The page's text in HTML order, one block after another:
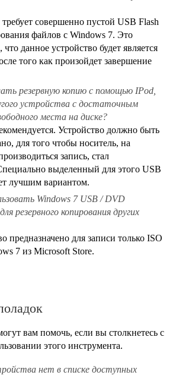
совершенно пустой USB Flash
файлов с Windows 7. Это
что данное устройство будет является
того как произойдет завершение
резервную копию с помощью IPod,
устройства с достаточным
места на диске?
Устройство должно быть
для того чтобы носитель, на
запись, стал
выделенный для этого USB
лучшим вариантом.
Windows 7 USB / DVD
резервного копирования других
предназначено для записи только ISO
7 из Microsoft Store.
вам помочь, если вы столкнетесь с
этого инструмента.
нет в списке доступных